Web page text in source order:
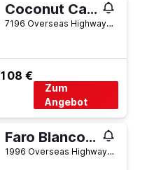
Coconut Cay Resort & Marina
7196 Overseas Highway, Marathon, FL, USA
108 €
Zum
Angebot
Faro Blanco Resort Marathon Florida Keys, Curio by Hilton
1996 Overseas Highway, Marathon, FL, USA